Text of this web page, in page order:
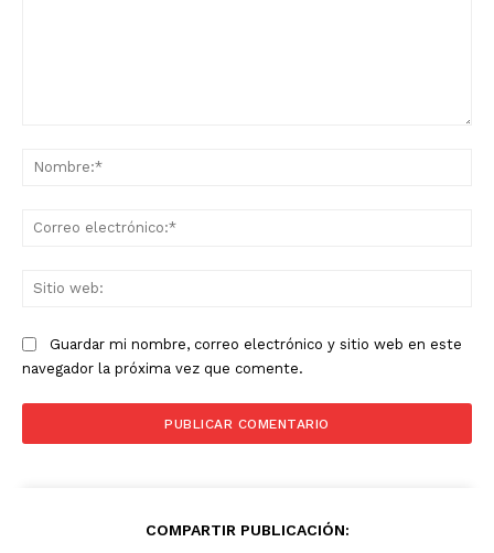
Guardar mi nombre, correo electrónico y sitio web en este
navegador la próxima vez que comente.
COMPARTIR PUBLICACIÓN: